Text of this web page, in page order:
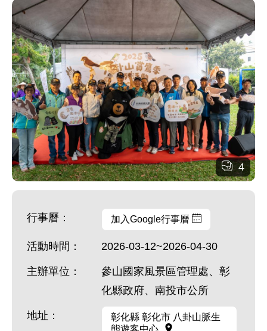
4
行事曆： 加入Google行事曆
活動時間： 2026-03-12~2026-04-30
主辦單位：
參山國家風景區管理處、彰
化縣政府、南投市公所
地址：
彰化縣 彰化市 八卦山脈生
態遊客中心